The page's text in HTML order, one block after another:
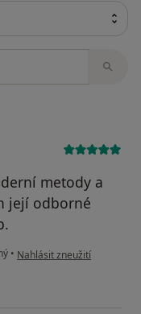
metody a
její odborné
• podle názoru uživatele V.R.
Nahlásit zneužití